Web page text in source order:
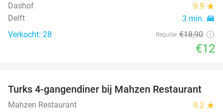
Dashof
9.9 star
Delft 3 min. directions_car
Verkocht: 28 Regulier €18,90
€12
59%
Turks 4-gangendiner bij Mahzen Restaurant
Mahzen Restaurant 9.2 star